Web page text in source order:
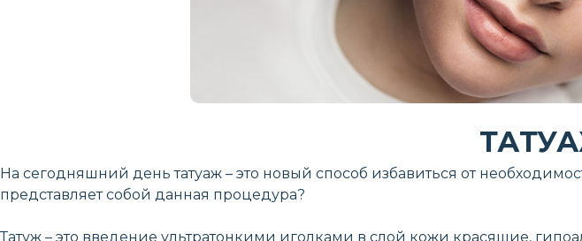
На сегодняшний день татуаж – это новый способ избавиться от
представляет собой данная процедура?
Татуж – это введение ультратонкими иголками в слой кожи красящие,